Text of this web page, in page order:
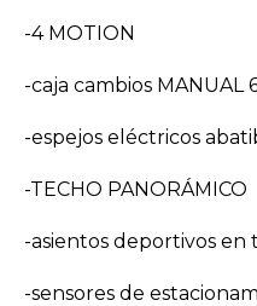
-4 MOTION
-caja cambios MANUAL
-espejos eléctricos
-TECHO PANORÁMICO
-asientos deportivos en
-sensores de